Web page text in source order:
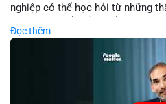
nghiệp có thể học hỏi từ những
trình. Trong lĩnh vực tài chính và
thất bại giúp quản lý rủi ro hiệu
Điều này đặc biệt quan trọng khi
doanh mới hoặc đầu tư vào dự
Đọc thêm